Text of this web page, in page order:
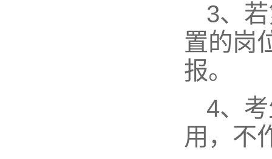
3、
置的岗
报。
4、
用，不